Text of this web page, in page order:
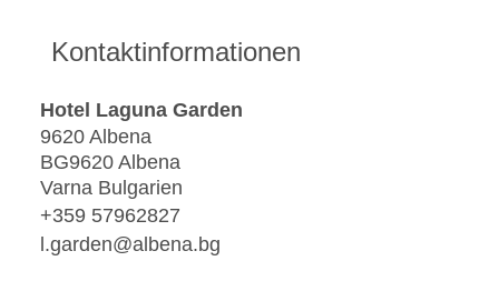
Kontaktinformationen
Hotel Laguna Garden
9620 Albena
BG9620 Albena
Varna Bulgarien
+359 57962827
l.garden@albena.bg